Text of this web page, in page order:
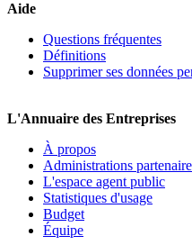
Aide
Questions fréquentes
Définitions
Supprimer ses données
L'Annuaire des Entreprises
À propos
Administrations
L'espace agent public
Statistiques d'usage
Budget
Équipe